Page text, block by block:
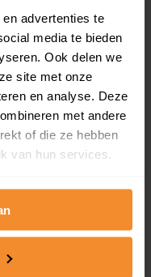
advertenties te
media te bieden
Ook delen we
site met onze
en analyse. Deze
met andere
of die ze hebben
van hun services.
en